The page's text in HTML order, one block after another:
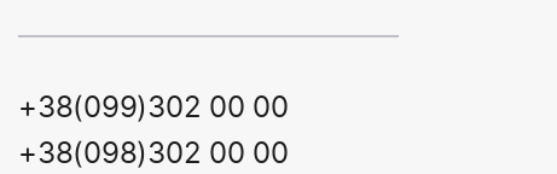
+38(099)302 00 00
+38(098)302 00 00